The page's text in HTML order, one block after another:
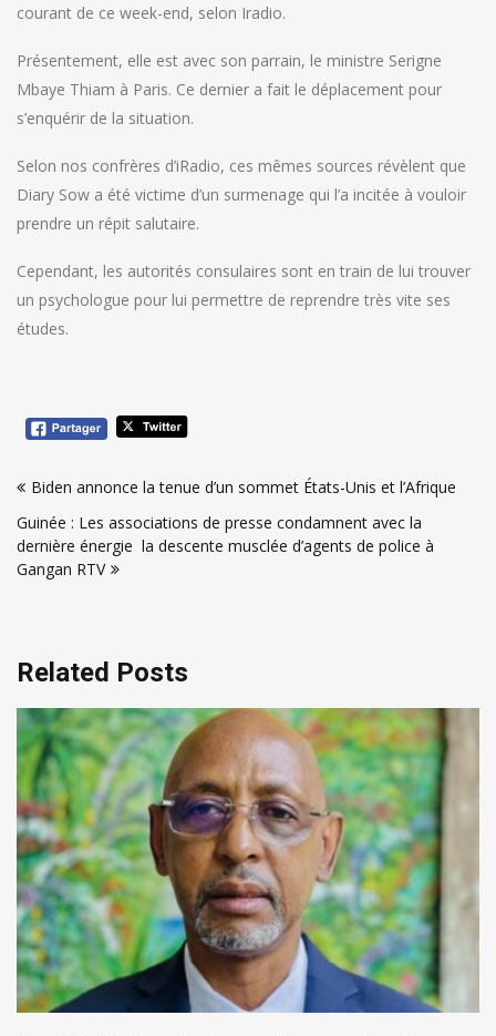
courant de ce week-end, selon Iradio.
Présentement, elle est avec son parrain, le ministre Serigne
Mbaye Thiam à Paris. Ce dernier a fait le déplacement pour
s’enquérir de la situation.
Selon nos confrères d’iRadio, ces mêmes sources révèlent que
Diary Sow a été victime d’un surmenage qui l’a incitée à vouloir
prendre un répit salutaire.
Cependant, les autorités consulaires sont en train de lui trouver
un psychologue pour lui permettre de reprendre très vite ses
études.
de
l’article
Biden annonce la tenue d’un sommet États-Unis et l’Afrique
Guinée : Les associations de presse condamnent avec la
dernière énergie la descente musclée d’agents de police à
Gangan RTV
Related Posts